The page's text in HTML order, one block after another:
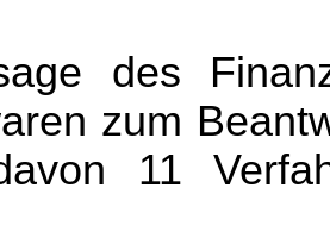
des
zum
11